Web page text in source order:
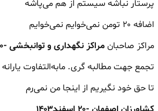
پرستار نباشه سیستم از هم می‌پاشه
اضافه ۲۰ تومن نمی‌خوایم نمی‌خوایم
مراکز صاحبان مراکز نگهداری و توانبخشی -۲۰ اسفند۱۴۰۳
تجمع جهت مطالبه گری. مابه‌التفاوت
تا حق خود نگیریم از اینجا من نمی‌رم